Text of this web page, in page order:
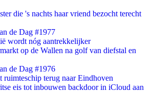
die 's nachts haar vriend bezocht terecht
de Dag #1977
wordt nóg aantrekkelijker
op de Wallen na golf van diefstal en
de Dag #1976
terug naar Eindhoven
eis tot inbouwen backdoor in iCloud aan